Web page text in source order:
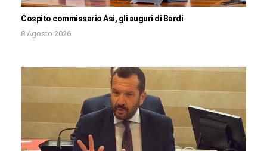
Cospito commissario Asi, gli auguri di Bardi
8 Agosto 2026